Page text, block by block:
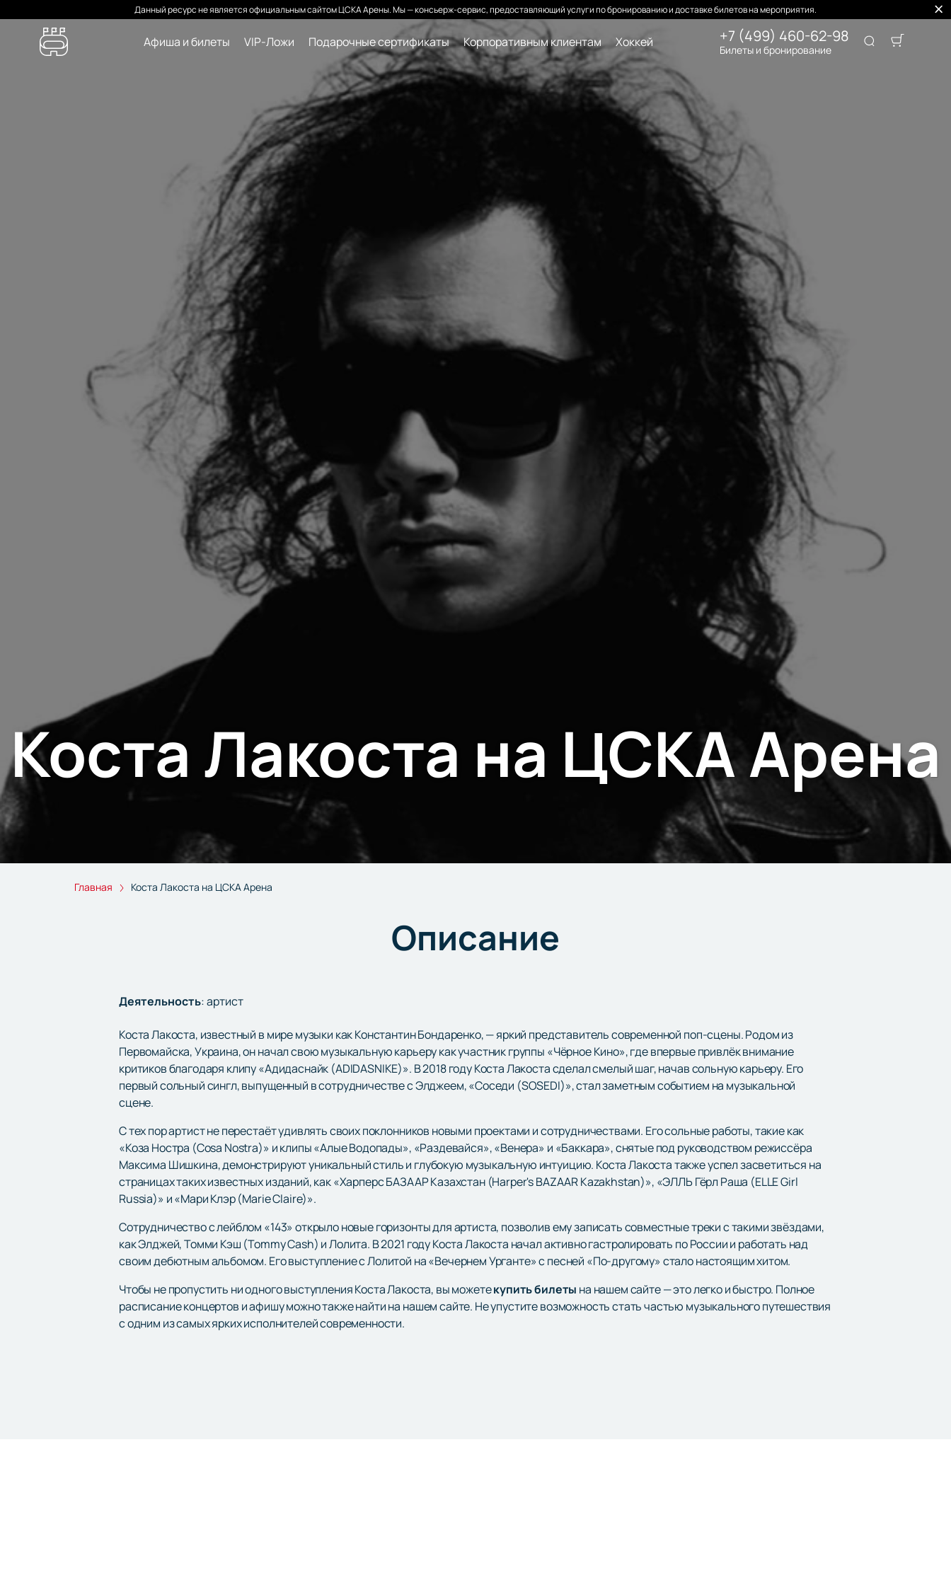
Данный ресурс не является официальным сайтом ЦСКА Арены. Мы — консьерж-сервис, предоставляющий услуги по бронированию и доставке билетов на мероприятия.
Афиша и билеты VIP-Ложи Подарочные сертификаты Корпоративным клиентам Хоккей +7 (499) 460-62-98
Билеты и бронирование
Коста Лакоста на ЦСКА Арена
Главная Коста Лакоста на ЦСКА Арена
Описание
Деятельность:артист
Коста Лакоста, известный в мире музыки как Константин Бондаренко, — яркий представитель современной поп-сцены. Родом из
Первомайска, Украина, он начал свою музыкальную карьеру как участник группы «Чёрное Кино», где впервые привлёк внимание
критиков благодаря клипу «Адидаснайк (ADIDASNIKE)». В 2018 году Коста Лакоста сделал смелый шаг, начав сольную карьеру. Его
первый сольный сингл, выпущенный в сотрудничестве с Элджеем, «Соседи (SOSEDI)», стал заметным событием на музыкальной
сцене.
С тех пор артист не перестаёт удивлять своих поклонников новыми проектами и сотрудничествами. Его сольные работы, такие как
«Коза Ностра (Cosa Nostra)» и клипы «Алые Водопады», «Раздевайся», «Венера» и «Баккара», снятые под руководством режиссёра
Максима Шишкина, демонстрируют уникальный стиль и глубокую музыкальную интуицию. Коста Лакоста также успел засветиться на
страницах таких известных изданий, как «Харперс БАЗААР Казахстан (Harper's BAZAAR Kazakhstan)», «ЭЛЛЬ Гёрл Раша (ELLE Girl
Russia)» и «Мари Клэр (Marie Claire)».
Сотрудничество с лейблом «143» открыло новые горизонты для артиста, позволив ему записать совместные треки с такими звёздами,
как Элджей, Томми Кэш (Tommy Cash) и Лолита. В 2021 году Коста Лакоста начал активно гастролировать по России и работать над
своим дебютным альбомом. Его выступление с Лолитой на «Вечернем Урганте» с песней «По-другому» стало настоящим хитом.
Чтобы не пропустить ни одного выступления Коста Лакоста, вы можетекупить билеты на нашем сайте — это легко и быстро. Полное
расписание концертов и афишу можно также найти на нашем сайте. Не упустите возможность стать частью музыкального путешествия
с одним из самых ярких исполнителей современности.